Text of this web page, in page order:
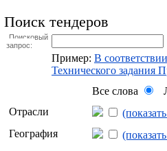
Поиск тендеров
Поисковый
запрос:
Пример: В
Технического задания
Все слова
Отрасли
География